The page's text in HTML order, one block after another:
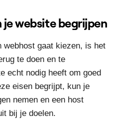
website begrijpen
webhost gaat kiezen, is het
te doen en te
echt nodig heeft om goed
eisen begrijpt, kun je
nemen en een host
bij je doelen.